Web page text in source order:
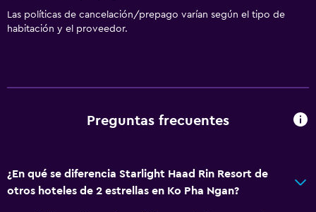
Las políticas de cancelación/prepago varían según el tipo de
habitación y el proveedor.
Preguntas frecuentes
¿En qué se diferencia Starlight Haad Rin Resort de
otros hoteles de 2 estrellas en Ko Pha Ngan?